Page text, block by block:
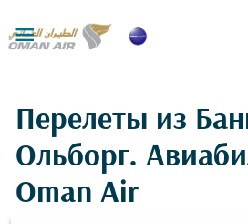

Перелеты из
Ольборг.
Oman Air